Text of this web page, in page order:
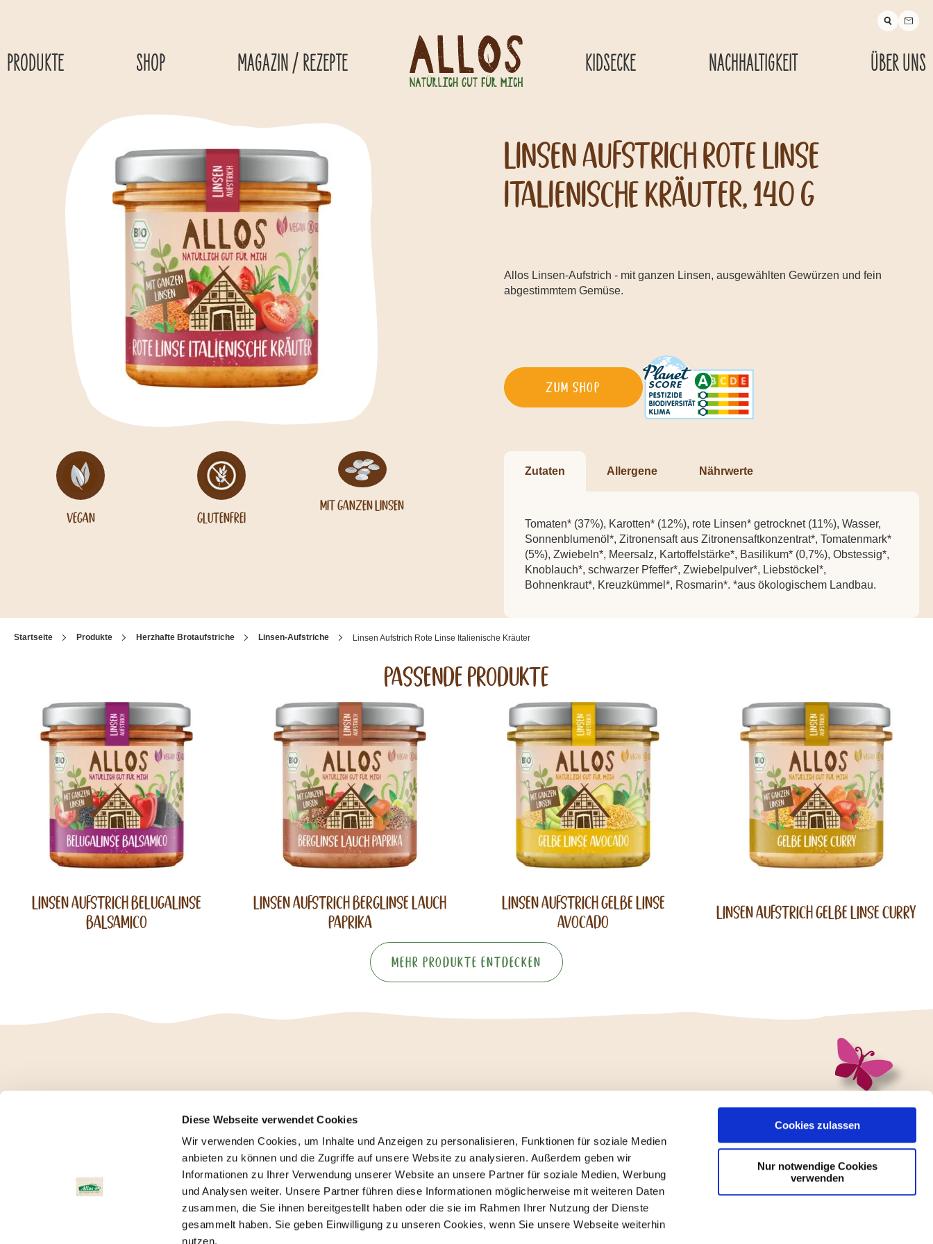
Diese Webseite verwendet Cookies
Wir verwenden Cookies, um Inhalte und Anzeigen zu personalisieren, Funktionen für soziale Medien
anbieten zu können und die Zugriffe auf unsere Website zu analysieren. Außerdem geben wir
Informationen zu Ihrer Verwendung unserer Website an unsere Partner für soziale Medien, Werbung
und Analysen weiter. Unsere Partner führen diese Informationen möglicherweise mit weiteren Daten
zusammen, die Sie ihnen bereitgestellt haben oder die sie im Rahmen Ihrer Nutzung der Dienste
gesammelt haben. Sie geben Einwilligung zu unseren Cookies, wenn Sie unsere Webseite weiterhin
nutzen.
Cookies zulassen
Nur notwendige Cookies
verwenden
PRODUKTE SHOP MAGAZIN / REZEPTE KIDSECKE NACHHALTIGKEIT ÜBER UNS
Linsen Aufstrich Rote Linse
Italienische Kräuter, 140 g
Allos Linsen-Aufstrich - mit ganzen Linsen, ausgewählten Gewürzen und fein
abgestimmtem Gemüse.
Zum Shop
Zutaten Allergene Nährwerte
Tomaten* (37%), Karotten* (12%), rote Linsen* getrocknet (11%), Wasser,
Sonnenblumenöl*, Zitronensaft aus Zitronensaftkonzentrat*, Tomatenmark*
(5%), Zwiebeln*, Meersalz, Kartoffelstärke*, Basilikum* (0,7%), Obstessig*,
Knoblauch*, schwarzer Pfeffer*, Zwiebelpulver*, Liebstöckel*,
Bohnenkraut*, Kreuzkümmel*, Rosmarin*. *aus ökologischem Landbau.
Vegan Glutenfrei
Mit ganzen Linsen
Startseite Produkte Herzhafte Brotaufstriche Linsen-Aufstriche Linsen Aufstrich Rote Linse Italienische Kräuter
Passende Produkte
Linsen Aufstrich Belugalinse
Balsamico
Linsen Aufstrich Berglinse Lauch
Paprika
Linsen Aufstrich Gelbe Linse
Avocado
Linsen Aufstrich Gelbe Linse Curry
Mehr Produkte entdecken
profileprofile
PresseFAQKontaktDatenschutzerklärungImpressum Karriere
Allos Hofmanufaktur GmbH, Hoerneckestraße 39, 28217 Bremen
© 2026 Allos Hof-Manufaktur GmbH